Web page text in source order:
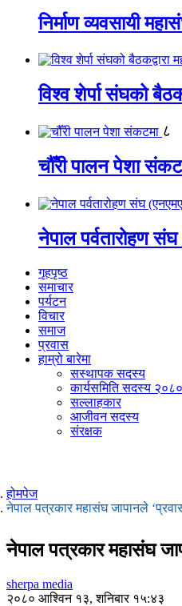
निर्माण व्यवसायी
विश्व शेर्पा संघको
८
चौँरी पालन पेशा
नेपाल पर्वतारोहण
गृहपृष्ठ
समाचार
पर्यटन
विचार
समाज
प्रवास
हाम्रो बारेमा
सस्थापक सदस्य
कार्यसमिति सदस्य
सल्लाहकार
आजीवन सदस्य
संरक्षक
होमपेज
नेपाल पत्रकार महासंघ जापानले
नेपाल पत्रकार महासंघ
sherpa media
२०८० आश्विन १३, शनिबार १५:४३